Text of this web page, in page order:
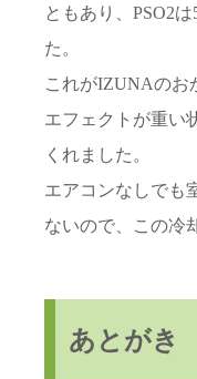
ともあり、PSO2
た。
これがIZUNAのお
エフェクトが重い
くれました。
エアコンなしでも
ないので、この冷
あとがき